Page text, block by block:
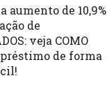
aumento de 10,9%
de
veja COMO
de forma